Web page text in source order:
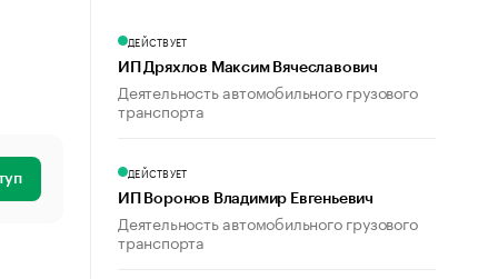
ДЕЙСТВУЕТ
ИП Дряхлов Максим Вячеславович
Деятельность автомобильного грузового
транспорта
ДЕЙСТВУЕТ
ИП Воронов Владимир Евгеньевич
Деятельность автомобильного грузового
транспорта